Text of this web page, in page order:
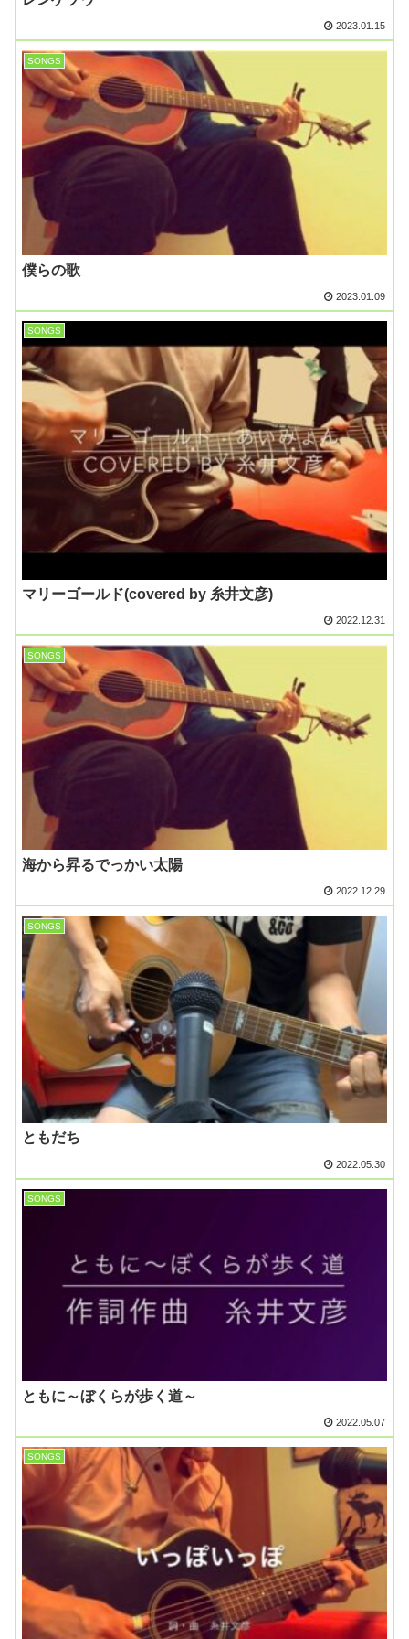
2023.01.15
SONGS
僕らの歌
2023.01.09
SONGS
マリーゴールド(covered by 糸井文彦)
2022.12.31
SONGS
海から昇るでっかい太陽
2022.12.29
SONGS
ともだち
2022.05.30
SONGS
ともに～ぼくらが歩く道～
2022.05.07
SONGS